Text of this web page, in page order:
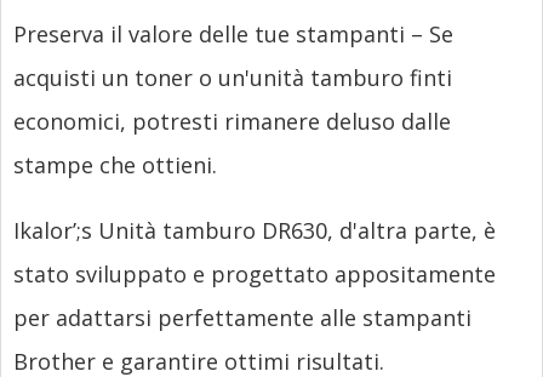
Preserva il valore delle tue stampanti – Se
acquisti un toner o un'unità tamburo finti
economici, potresti rimanere deluso dalle
stampe che ottieni.
Ikalor’;s Unità tamburo DR630, d'altra parte, è
stato sviluppato e progettato appositamente
per adattarsi perfettamente alle stampanti
Brother e garantire ottimi risultati.